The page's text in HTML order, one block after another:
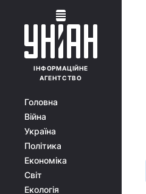
ІНФОРМАЦІЙНЕ
АГЕНТСТВО
Головна
Війна
Україна
Політика
Економіка
Світ
Екологія